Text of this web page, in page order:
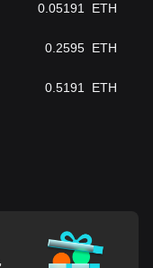
0.05191 ETH
0.2595 ETH
0.5191 ETH